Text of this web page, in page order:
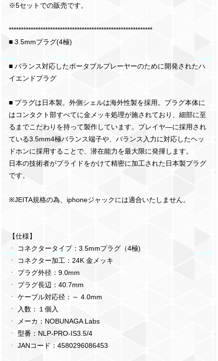
※5セットでの販売です。
***********************************************************
■ 3.5mmプラグ(4極)
■ バランス対応したポータブルプレーヤーのために開発されたハ
イエンドプラグ
■ プラグは日本製。外側シェルは海外性製を採用。プラグ本体に
はコンタクト部すべてに金メッキ処理が施されており、細部に至
るまでこだわりを持って製作しています。プレイヤ―に採用され
ている3.5mm4極バランス端子や、バランス入力に対応したヘッ
ドホンに採用することで、潜在能力を最大限に発揮します。
日本の技術者がプライドをかけて精密に加工された日本製プラグ
です。
※JEITA規格の為、iphoneジャックには適合いたしません。
【仕様】
ㆍ コネクタータイプ：3.5mmプラグ（4極)
ㆍ コネクター加工：24K 金メッキ
ㆍ プラグ外径：9.0mm
ㆍ プラグ長辺：40.7mm
ㆍ ケーブル対応径：～ 4.0mm
ㆍ 入数：１個入
ㆍ メーカ：NOBUNAGA Labs
ㆍ 型番：NLP-PRO-IS3.5/4
ㆍ JANコード：4580296086453